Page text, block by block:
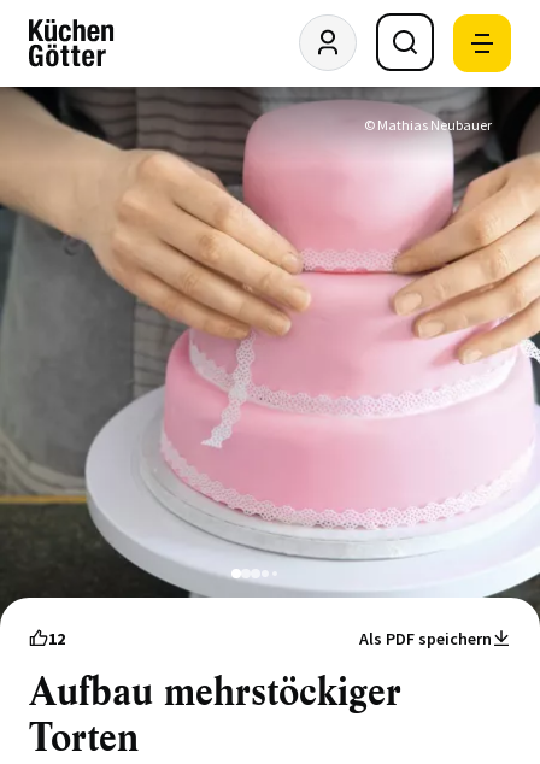
© Mathias Neubauer
123
12 Als PDF speichern
Aufbau mehrstöckiger
Torten